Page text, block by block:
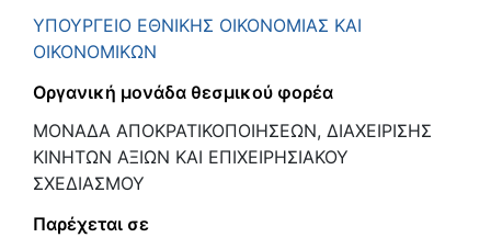
ΥΠΟΥΡΓΕΙΟ ΕΘΝΙΚΗΣ ΟΙΚΟΝΟΜΙΑΣ ΚΑΙ
ΟΙΚΟΝΟΜΙΚΩΝ
Οργανική μονάδα θεσμικού φορέα
ΜΟΝΑΔΑ ΑΠΟΚΡΑΤΙΚΟΠΟΙΗΣΕΩΝ, ΔΙΑΧΕΙΡΙΣΗΣ
ΚΙΝΗΤΩΝ ΑΞΙΩΝ ΚΑΙ ΕΠΙΧΕΙΡΗΣΙΑΚΟΥ
ΣΧΕΔΙΑΣΜΟΥ
Παρέχεται σε